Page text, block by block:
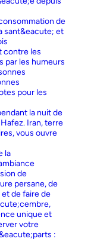
de
sant&eacute; et
contre les
par les humeurs
pour les
la nuit de
Iran, terre
vous ouvre
la
de
persane, de
de faire de
unique et
votre
: